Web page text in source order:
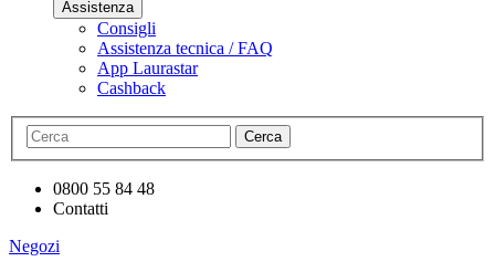
Assistenza
Consigli
Assistenza tecnica / FAQ
App Laurastar
Cashback
Cerca
0800 55 84 48
Contatti
Negozi